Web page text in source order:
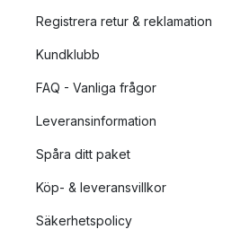
Registrera retur & reklamation
Kundklubb
FAQ - Vanliga frågor
Leveransinformation
Spåra ditt paket
Köp- & leveransvillkor
Säkerhetspolicy